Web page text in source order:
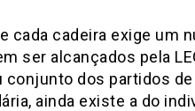
cada cadeira exige um
ser alcançados pela
conjunto dos partidos
ainda existe a do